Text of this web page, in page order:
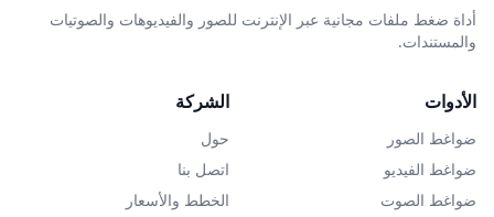
أداة ضغط ملفات مجانية عبر الإنترنت للصور والفيديوهات والصوتيات
والمستندات.
الأدوات
ضواغط الصور
ضواغط الفيديو
ضواغط الصوت
الشركة
حول
اتصل بنا
الخطط والأسعار